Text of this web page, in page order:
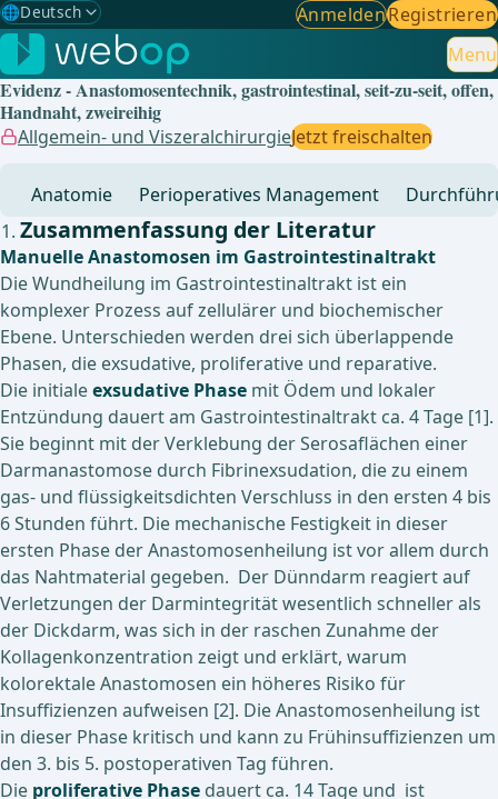
🌐Deutsch
Gewählte Sprache: Deutsch
🇩🇪 Deutsch ✓
🇬🇧English
🇪🇸Spanisch
🇧🇷Brasilianisch
AnmeldenRegistrieren
Menu
Evidenz - Anastomosentechnik, gastrointestinal, seit-zu-seit, offen,
Handnaht, zweireihig
Allgemein- und ViszeralchirurgieJetzt freischalten
Anatomie Perioperatives Management
Zusammenfassung der Literatur
Manuelle Anastomosen im Gastrointestinaltrakt
Die Wundheilung im Gastrointestinaltrakt ist ein
komplexer Prozess auf zellulärer und biochemischer
Ebene. Unterschieden werden drei sich überlappende
Phasen, die exsudative, proliferative und reparative.
Die initialeexsudative Phase mit Ödem und lokaler
Entzündung dauert am Gastrointestinaltrakt ca. 4 Tage [1].
Sie beginnt mit der Verklebung der Serosaflächen einer
Darmanastomose durch Fibrinexsudation, die zu einem
gas- und flüssigkeitsdichten Verschluss in den ersten 4 bis
6 Stunden führt. Die mechanische Festigkeit in dieser
ersten Phase der Anastomosenheilung ist vor allem durch
das Nahtmaterial gegeben. Der Dünndarm reagiert auf
Verletzungen der Darmintegrität wesentlich schneller als
der Dickdarm, was sich in der raschen Zunahme der
Kollagenkonzentration zeigt und erklärt, warum
kolorektale Anastomosen ein höheres Risiko für
Insuffizienzen aufweisen [2]. Die Anastomosenheilung ist
in dieser Phase kritisch und kann zu Frühinsuffizienzen um
den 3. bis 5. postoperativen Tag führen.
Die proliferative Phase dauert ca. 14 Tage und ist